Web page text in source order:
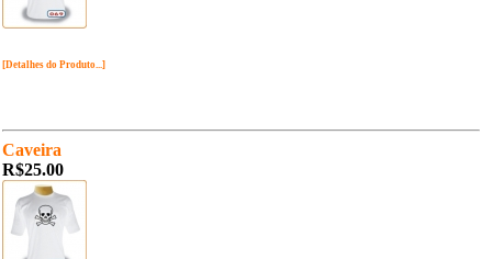
[Detalhes do Produto...]
Caveira
R$25.00